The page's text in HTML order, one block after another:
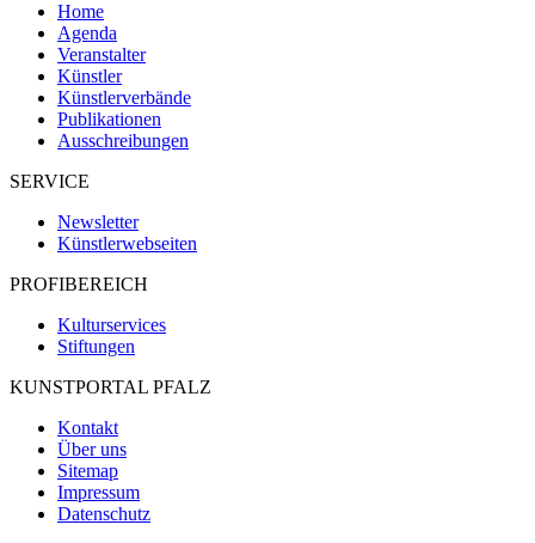
Home
Agenda
Veranstalter
Künstler
Künstlerverbände
Publikationen
Ausschreibungen
SERVICE
Newsletter
Künstlerwebseiten
PROFIBEREICH
Kulturservices
Stiftungen
KUNSTPORTAL PFALZ
Kontakt
Über uns
Sitemap
Impressum
Datenschutz